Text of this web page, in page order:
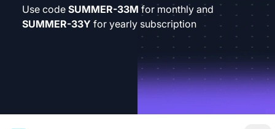
Use code SUMMER-33M for monthly and
SUMMER-33Y for yearly subscription